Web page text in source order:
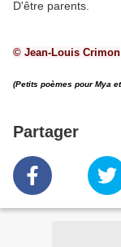
D'être parents.
© Jean-Louis Crimon
(Petits poèmes pour Mya
Partager